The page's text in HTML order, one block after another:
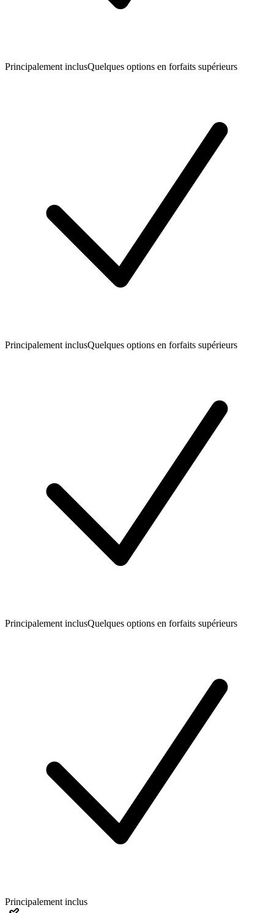
Principalement inclusQuelques options en forfaits supérieurs
Principalement inclusQuelques options en forfaits supérieurs
Principalement inclusQuelques options en forfaits supérieurs
Principalement inclus